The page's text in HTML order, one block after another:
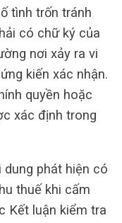
tình trốn tránh
có chữ ký của
nơi xảy ra vi
kiến ​​xác nhận.
quyền hoặc
xác định trong
dung phát hiện có
thuế khi cấm
Kết luận kiểm tra